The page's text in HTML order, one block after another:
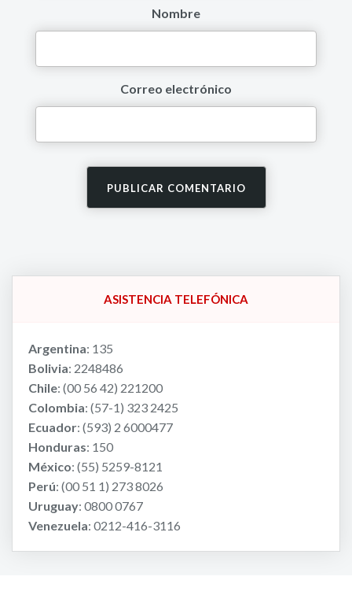
Nombre
Correo electrónico
ASISTENCIA TELEFÓNICA
Argentina: 135
Bolivia: 2248486
Chile: (00 56 42) 221200
Colombia: (57-1) 323 2425
Ecuador: (593) 2 6000477
Honduras: 150
México: (55) 5259-8121
Perú: (00 51 1) 273 8026
Uruguay: 0800 0767
Venezuela: 0212-416-3116